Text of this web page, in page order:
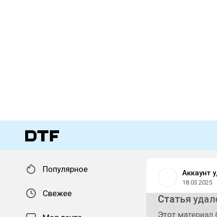
Популярное
Свежее
Аккаунт
18.03.2025
Статья
Этот материал